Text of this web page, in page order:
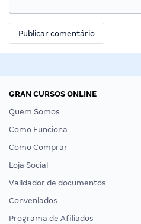
GRAN CURSOS ONLINE
Quem Somos
Como Funciona
Como Comprar
Loja Social
Validador de documentos
Conveniados
Programa de Afiliados